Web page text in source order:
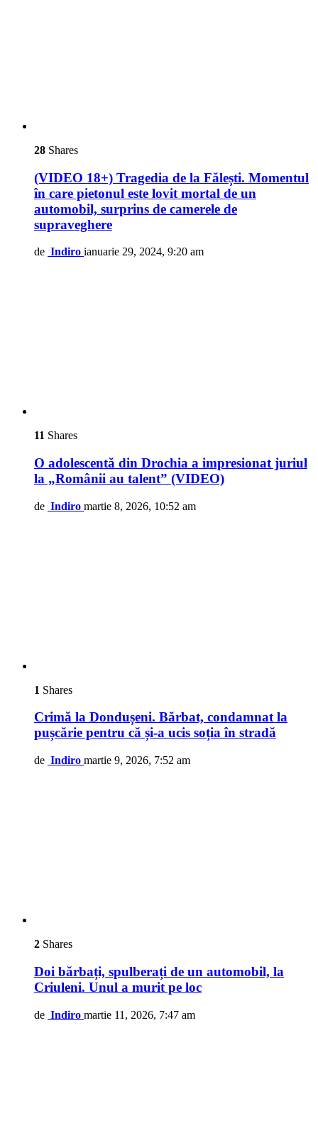
28 Shares
(VIDEO 18+) Tragedia de la Fălești. Momentul
în care pietonul este lovit mortal de un
automobil, surprins de camerele de
supraveghere
de Indiro ianuarie 29, 2024, 9:20 am
11 Shares
O adolescentă din Drochia a impresionat juriul
la „Românii au talent” (VIDEO)
de Indiro martie 8, 2026, 10:52 am
1 Shares
Crimă la Dondușeni. Bărbat, condamnat la
pușcărie pentru că și-a ucis soția în stradă
de Indiro martie 9, 2026, 7:52 am
2 Shares
Doi bărbați, spulberați de un automobil, la
Criuleni. Unul a murit pe loc
de Indiro martie 11, 2026, 7:47 am